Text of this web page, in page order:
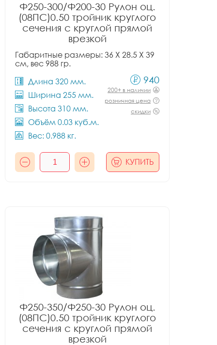
Ф250-300/Ф200-30 Рулон оц.
(08ПС)0.50 тройник круглого
сечения с круглой прямой
врезкой
Габаритные размеры: 36 X 28.5 X 39
см, вес 988 гр.
Длина 320 мм.
Ширина 255 мм.
Высота 310 мм.
Объём 0.03 куб.м.
Вес: 0.988 кг.
940
200+ в наличии
розничная цена
скидки
КУПИТЬ
Ф250-350/Ф250-30 Рулон оц.
(08ПС)0.50 тройник круглого
сечения с круглой прямой
врезкой